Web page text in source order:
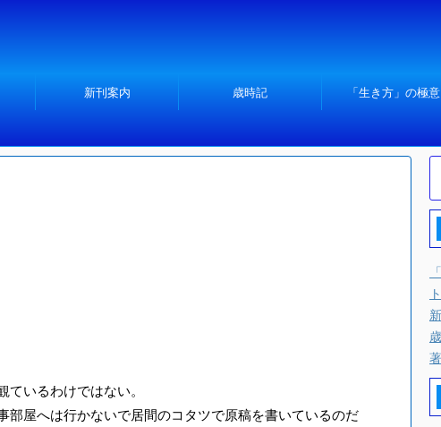
新刊案内 歳時記 「生き方」の極意
いるわけではない。
屋へは行かないで居間のコタツで原稿を書いているのだ